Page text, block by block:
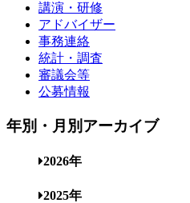
講演・研修
アドバイザー
事務連絡
統計・調査
審議会等
公募情報
年別・月別アーカイブ
2026年
2025年